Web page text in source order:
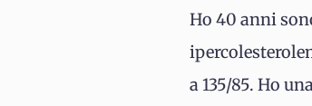
Ho 40 anni
a 135/85. Ho